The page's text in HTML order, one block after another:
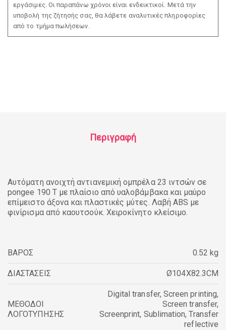
εργάσιμες. Οι παραπάνω χρόνοι είναι ενδεικτικοί. Μετά την
υποβολή της ζήτησής σας, θα λάβετε αναλυτικές πληροφορίες
από το τμήμα πωλήσεων.
Περιγραφή
Αυτόματη ανοιχτή αντιανεμική ομπρέλα 23 ιντσών σε
pongee 190 Τ με πλαίσιο από υαλοβάμβακα και μαύρο
επίμειστο άξονα και πλαστικές μύτες. Λαβή ABS με
φινίρισμα από καουτσούκ. Χειροκίνητο κλείσιμο.
ΒΑΡΟΣ 0.52 kg
ΔΙΑΣΤΑΣΕΙΣ Ø104X82.3CM
ΜΕΘΟΔΟΙ
ΛΟΓΟΤΥΠΗΣΗΣ
Digital transfer, Screen printing,
Screen transfer,
Screenprint, Sublimation,Transfer
reflective